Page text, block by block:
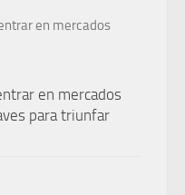
en mercados
para triunfar